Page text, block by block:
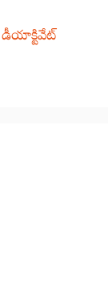
డీయాక్టివేట్